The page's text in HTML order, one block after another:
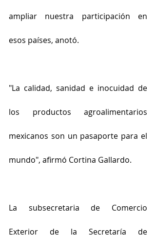
ampliar nuestra participación en
esos países, anotó.
"La calidad, sanidad e inocuidad de
los productos agroalimentarios
mexicanos son un pasaporte para el
mundo", afirmó Cortina Gallardo.
La subsecretaria de Comercio
Exterior de la Secretaría de